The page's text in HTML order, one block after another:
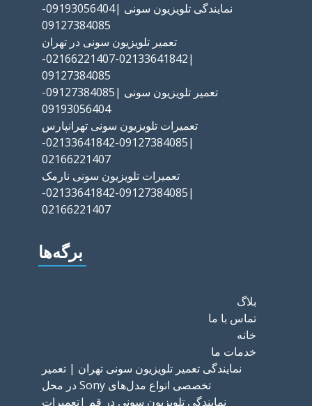
نمایندگی تلویزیون سونی |09193056404-
09127384085
تعمیر تلویزیون سونی در تهران
|02133641842-02166221407-
09127384085
تعمیر تلویزیون سونی |09127384085-
09193056404
تعمیرات تلویزیون سونی تهرانپارس
|09127384085-02133641842-
02166221407
تعمیرات تلویزیون سونی نارمک
|09127384085-02133641842-
02166221407
برگه‌ها
بلاگ
تماس با ما
خانه
خدمات ما
نمایندگی تعمیر تلویزیون سونی تهران | تعمیر
تخصصی انواع مدل‌های Sony در محل
نمایندگی تلویزیون سونی در قم |تعمیرات